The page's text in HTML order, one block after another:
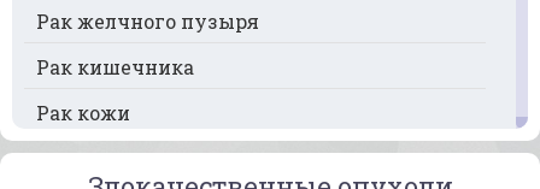
Рак желчного пузыря
Рак кишечника
Рак кожи
Рак кости